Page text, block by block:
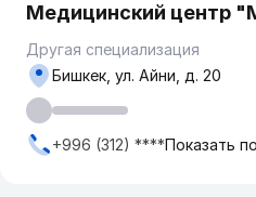
Медицинский центр
Другая специализация
Бишкек, ул. Айни, д. 20
+996 (312) ****Показать